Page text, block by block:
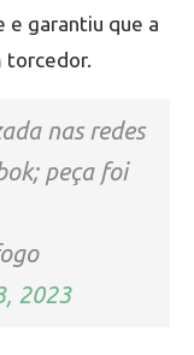
e garantiu que a
torcedor.
nas redes
peça foi
2023